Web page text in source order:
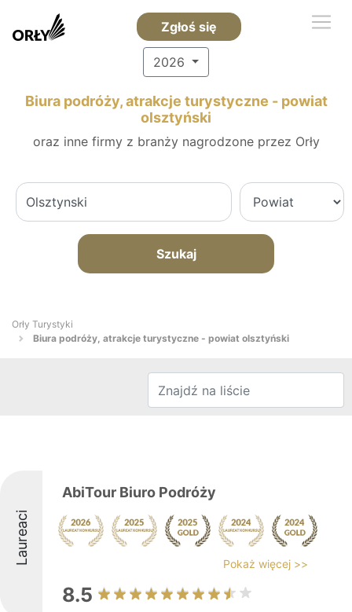
Zgłoś się
2026
Biura podróży, atrakcje turystyczne - powiat
olsztyński
oraz inne firmy z branży nagrodzone przez Orły
Szukaj
Orły Turystyki
Biura podróży, atrakcje turystyczne - powiat olsztyński
Laureaci
AbiTour Biuro Podróży
Pokaż więcej >>
8.5